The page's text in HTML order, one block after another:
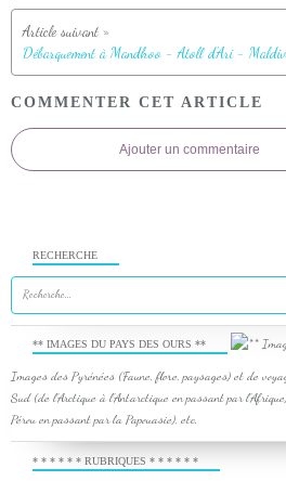
Débarquement à Mandhoo - Atoll d'Ari -
COMMENTER CET ARTICLE
Ajouter un commentaire
RECHERCHE
** IMAGES DU PAYS DES OURS **
Images des Pyrénées (Faune, flore, paysages) et de
Sud (de l'Arctique à l'Antarctique en passant par
Pérou en passant par la Papouasie), etc.
* * * * * * RUBRIQUES * * * * * *